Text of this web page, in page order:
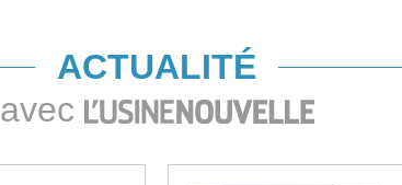
ACTUALITÉ
avec